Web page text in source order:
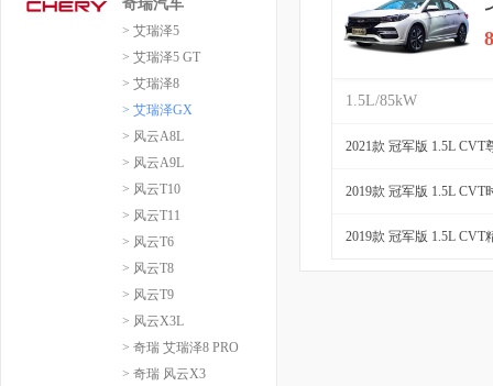
奇瑞汽车
> 艾瑞泽5
> 艾瑞泽5 GT
> 艾瑞泽8
> 艾瑞泽GX
> 风云A8L
> 风云A9L
> 风云T10
> 风云T11
> 风云T6
> 风云T8
> 风云T9
> 风云X3L
> 奇瑞 艾瑞泽8 PRO
> 奇瑞 风云X3
1.5L/85kW
2021款 冠军版 1.5L CVT
2019款 冠军版 1.5L CVT
2019款 冠军版 1.5L CVT